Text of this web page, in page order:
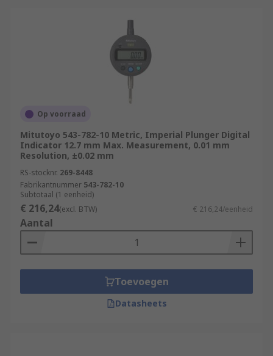
Op voorraad
Mitutoyo 543-782-10 Metric, Imperial Plunger Digital
Indicator 12.7 mm Max. Measurement, 0.01 mm
Resolution, ±0.02 mm
RS-stocknr. 269-8448
Fabrikantnummer 543-782-10
Subtotaal (1 eenheid)
€ 216,24(excl. BTW) € 216,24/eenheid
Aantal
Toevoegen
Datasheets